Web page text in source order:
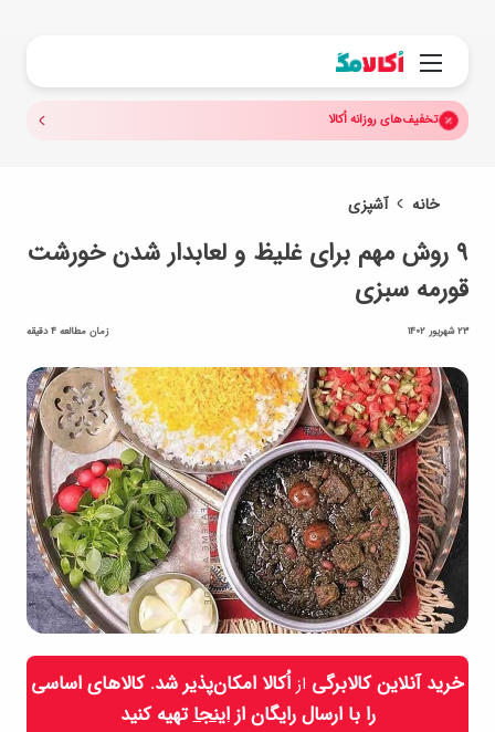
منو
تخفیف‌های روزانه اُکالا
خانه آشپزی
۹ روش مهم برای غلیظ و لعابدار شدن خورشت
قورمه سبزی
23 شهریور 1402 زمان مطالعه 4 دقیقه
خرید آنلاین کالابرگی از اُکالا امکان‌پذیر شد. کالاهای اساسی
را با ارسال رایگان ازاینجاتهیه کنید